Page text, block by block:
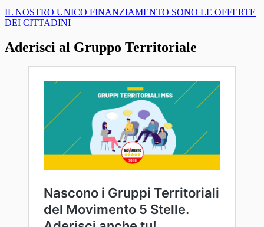
IL NOSTRO UNICO FINANZIAMENTO SONO LE OFFERTE
DEI CITTADINI
Aderisci al Gruppo Territoriale